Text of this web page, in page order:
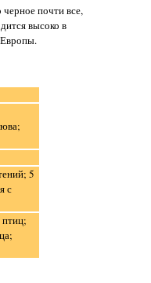
почти все,
высоко в
Европы.
5
с